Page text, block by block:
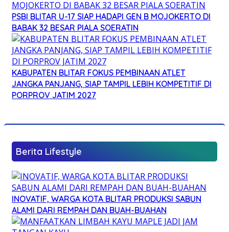
PSBI BLITAR U-17 SIAP HADAPI GEN B MOJOKERTO DI
BABAK 32 BESAR PIALA SOERATIN
KABUPATEN BLITAR FOKUS PEMBINAAN ATLET
JANGKA PANJANG, SIAP TAMPIL LEBIH KOMPETITIF DI
PORPROV JATIM 2027
Berita Lifestyle
INOVATIF, WARGA KOTA BLITAR PRODUKSI SABUN
ALAMI DARI REMPAH DAN BUAH-BUAHAN